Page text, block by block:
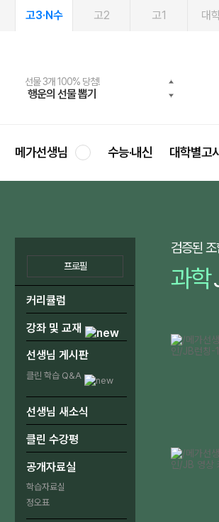
고3·N수 고2 고1 대
선물 3개 100% 당첨!
행운의 선물 뽑기
선물 100% 증정!
메가스터디 X 올리브
여름방학 스터디 캐시백
메가런 썸머스쿨
2027 러셀 단과
강사 공개선발
스마트러닝앱
설문 EVENT
메가패스
3일 무료 체험권
메가패스 수강생 무료혜택!
메가클럽 멤버십
사회공헌 캠페인
희망이룸 메가나눔
메가선생님 수능·내신 대학별고
커리큘럼
강좌 및 교재
선생님 게시판
클린 학습 Q&A
선생님 새소식
클린 수강평
공개자료실
학습자료실
정오표
검증된
과학
프로필